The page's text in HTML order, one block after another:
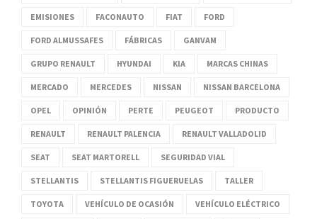
EMISIONES FACONAUTO FIAT FORD
FORD ALMUSSAFES FÁBRICAS GANVAM
GRUPO RENAULT HYUNDAI KIA MARCAS CHINAS
MERCADO MERCEDES NISSAN NISSAN BARCELONA
OPEL OPINIÓN PERTE PEUGEOT PRODUCTO
RENAULT RENAULT PALENCIA RENAULT VALLADOLID
SEAT SEAT MARTORELL SEGURIDAD VIAL
STELLANTIS STELLANTIS FIGUERUELAS TALLER
TOYOTA VEHÍCULO DE OCASIÓN VEHÍCULO ELÉCTRICO